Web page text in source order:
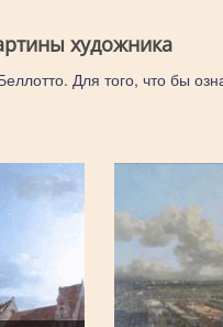
художника
Для того, что бы